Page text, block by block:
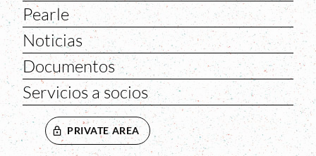
Pearle
Noticias
Documentos
Servicios a socios
PRIVATE AREA